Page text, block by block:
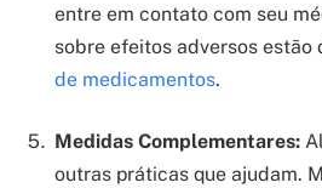
entre em contato com seu
sobre efeitos adversos estão
de medicamentos.
Medidas Complementares:
outras práticas que ajudam.